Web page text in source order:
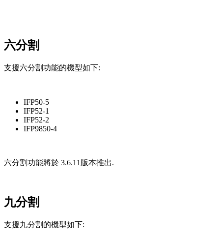
六分割
支援六分割功能的機型如下:
IFP50-5
IFP52-1
IFP52-2
IFP9850-4
六分割功能將於 3.6.11版本推出.
九分割
支援九分割的機型如下: